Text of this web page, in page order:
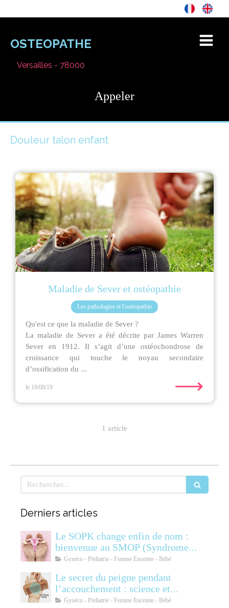
OSTEOPATHE
Versailles - 78000
Appeler
Douleur talon enfant
Maladie de Sever et ostéopathie
Les pathologies et l'ostéopathie
Qu'est ce que la maladie de Sever ?
La maladie de Sever a été décrite par James Warren
Sever en 1912. Il s’agit d’une ostéochondrose de
croissance qui touche le noyau secondaire
d’ossification du ...
le 19/08/19 ⟶
1 article
Rechercher
Derniers articles
Le SOPK change enfin de nom :
bienvenue au SMOP (Syndrome
Métabolique Ovarien
Gynéco - Pédiatrie - Femme Enceinte - Bébé
Le secret du peigne pendant
l’accouchement : science et
soulagement
Gynéco - Pédiatrie - Femme Enceinte - Bébé